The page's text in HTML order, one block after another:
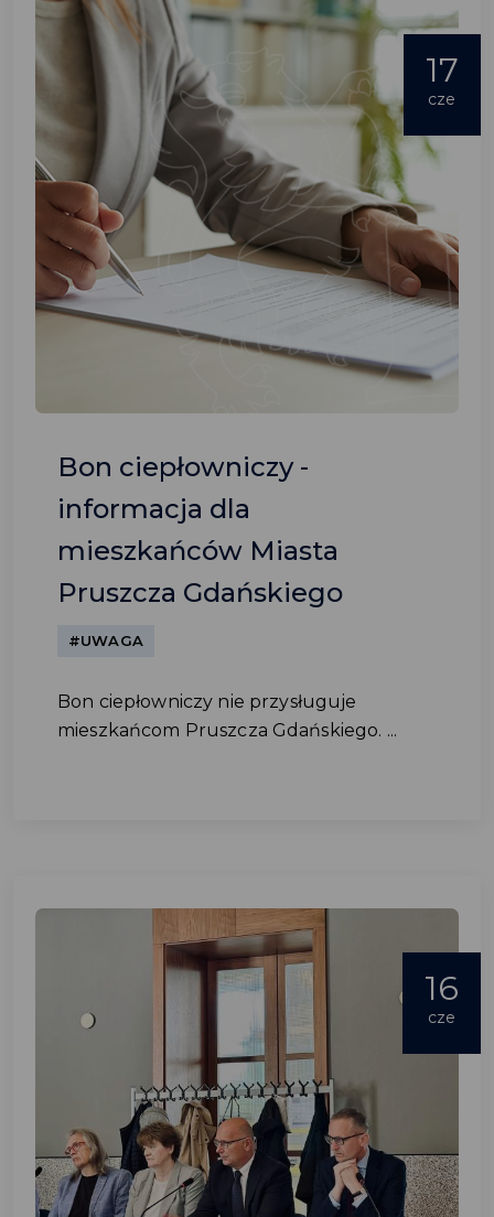
17
cze
Bon ciepłowniczy -
informacja dla
mieszkańców Miasta
Pruszcza Gdańskiego
#UWAGA
Bon ciepłowniczy nie przysługuje
mieszkańcom Pruszcza Gdańskiego. ...
16
cze